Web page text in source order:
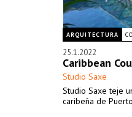
ARQUITECTURA
25.1.2022
Caribbean
Studio Saxe
Studio Saxe teje
caribeña de